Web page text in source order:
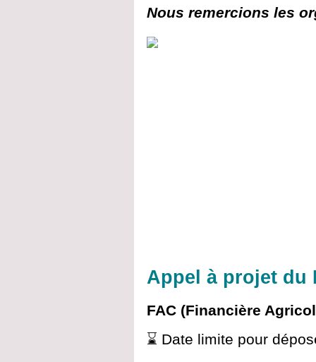
Nous remercions les
Appel à projet du
FAC (Financière
⌛ Date limite pour